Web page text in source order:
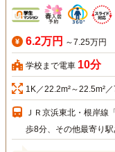
6.2万円 ～7.25万円
学校まで電車 10分
1K／22.2m²～22.5m²
ＪＲ京浜東北・根岸線
歩8分、その他最寄り駅